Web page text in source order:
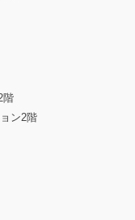
階
ン2階